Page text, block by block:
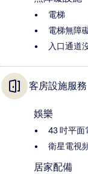
電梯
電梯無障
入口通道
客房設施服務
娛樂
43 吋平面
衛星電視
居家配備